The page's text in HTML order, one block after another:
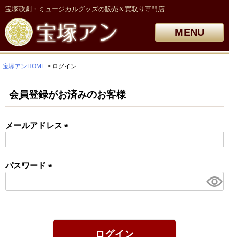
宝塚歌劇・ミュージカルグッズの販売＆買取り専門店
MENU
宝塚アンHOME ログイン
会員登録がお済みのお客様
メールアドレス
パスワード
須)
ログイン